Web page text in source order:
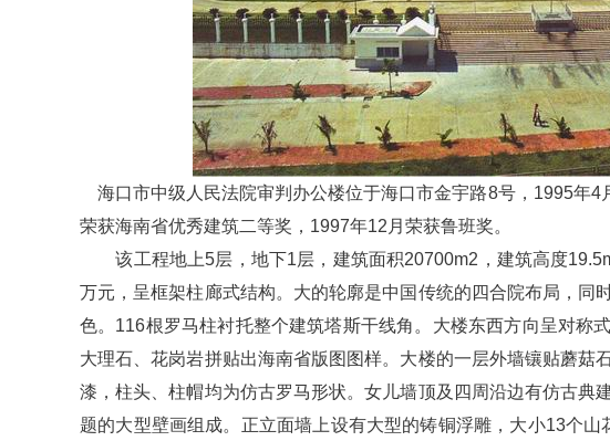
海口市中级人民法院审判办公楼位于海口市金宇路8号，1995年4
荣获海南省优秀建筑二等奖，1997年12月荣获鲁班奖。
该工程地上5层，地下1层，建筑面积20700m2，建筑高度
万元，呈框架柱廊式结构。大的轮廓是中国传统的四合院布局，同
色。116根罗马柱衬托整个建筑塔斯干线角。大楼东西方向呈对称
大理石、花岗岩拼贴出海南省版图图样。大楼的一层外墙镶贴蘑菇
漆，柱头、柱帽均为仿古罗马形状。女儿墙顶及四周沿边有仿古典
题的大型壁画组成。正立面墙上设有大型的铸铜浮雕，大小13个